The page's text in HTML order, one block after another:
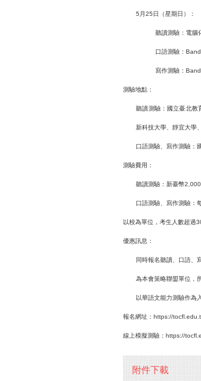
5月25日（星期日）：
聽讀測驗：電腦
口語測驗：
寫作測驗：Band
測驗地點：
聽讀測驗：國立臺北教
新科技大學、靜宜大學
口語測驗、寫作測驗：
測驗費用：
聽讀測驗：新臺幣2,000
口語測驗、寫作測驗：
以校為單位，考生人數超過
優惠訊息：
同時報名聽讀、口語、
為本會策略聯盟單位，
以華語文能力測驗作為
報名網址：https://
線上模擬測驗：https://
附件下載